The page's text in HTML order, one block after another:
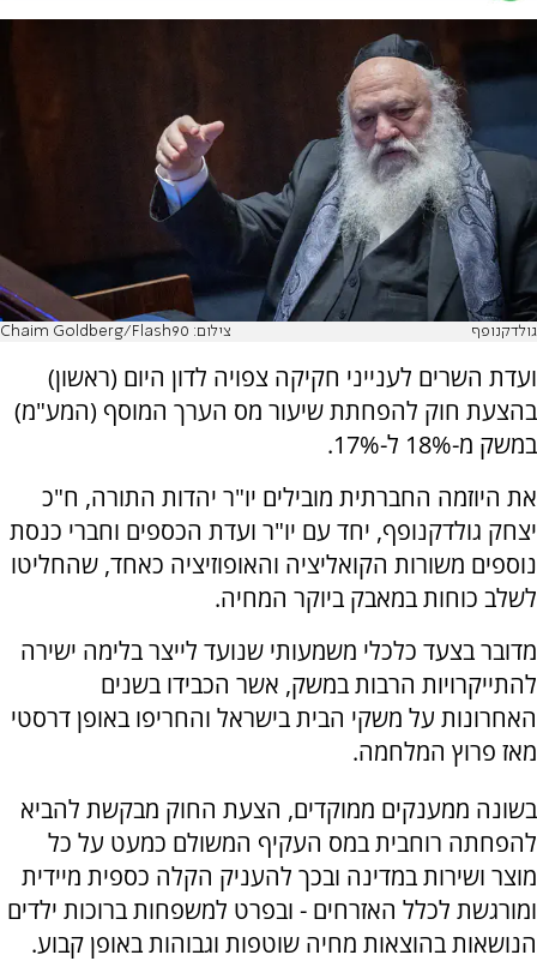
גולדקנופף צילום: Chaim Goldberg/Flash90
ועדת השרים לענייני חקיקה צפויה לדון היום (ראשון)
בהצעת חוק להפחתת שיעור מס הערך המוסף (המע"מ)
במשק מ-18% ל-17%.
את היוזמה החברתית מובילים יו"ר יהדות התורה, ח"כ
יצחק גולדקנופף, יחד עם יו"ר ועדת הכספים וחברי כנסת
נוספים משורות הקואליציה והאופוזיציה כאחד, שהחליטו
לשלב כוחות במאבק ביוקר המחיה.
מדובר בצעד כלכלי משמעותי שנועד לייצר בלימה ישירה
להתייקרויות הרבות במשק, אשר הכבידו בשנים
האחרונות על משקי הבית בישראל והחריפו באופן דרסטי
מאז פרוץ המלחמה.
בשונה ממענקים ממוקדים, הצעת החוק מבקשת להביא
להפחתה רוחבית במס העקיף המשולם כמעט על כל
מוצר ושירות במדינה ובכך להעניק הקלה כספית מיידית
ומורגשת לכלל האזרחים - ובפרט למשפחות ברוכות ילדים
הנושאות בהוצאות מחיה שוטפות וגבוהות באופן קבוע.